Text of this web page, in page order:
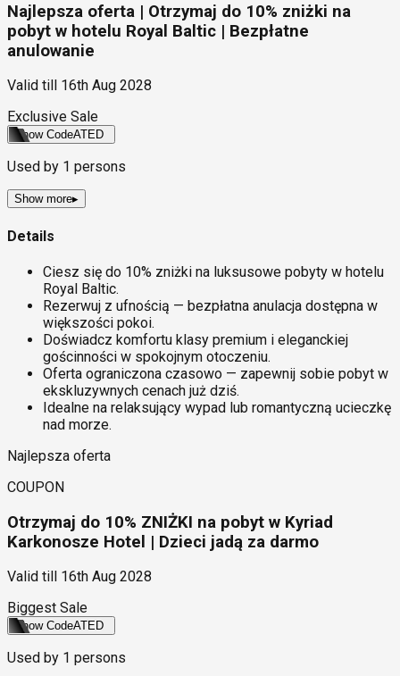
Najlepsza oferta | Otrzymaj do 10% zniżki na
pobyt w hotelu Royal Baltic | Bezpłatne
anulowanie
Valid till
16th Aug 2028
Exclusive Sale
Show CodeATED
Used by 1 persons
Show more▸
Details
Ciesz się do 10% zniżki na luksusowe pobyty w hotelu
Royal Baltic.
Rezerwuj z ufnością — bezpłatna anulacja dostępna w
większości pokoi.
Doświadcz komfortu klasy premium i eleganckiej
gościnności w spokojnym otoczeniu.
Oferta ograniczona czasowo — zapewnij sobie pobyt w
ekskluzywnych cenach już dziś.
Idealne na relaksujący wypad lub romantyczną ucieczkę
nad morze.
Najlepsza oferta
COUPON
Otrzymaj do 10% ZNIŻKI na pobyt w Kyriad
Karkonosze Hotel | Dzieci jadą za darmo
Valid till
16th Aug 2028
Biggest Sale
Show CodeATED
Used by 1 persons